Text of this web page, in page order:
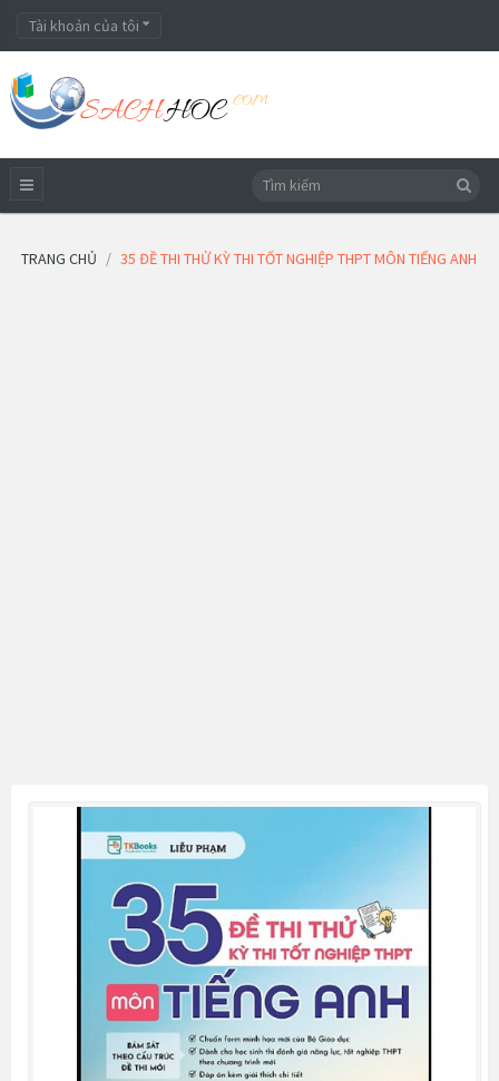
Tài khoản của tôi
TRANG CHỦ 35 ĐỀ THI THỬ KỲ THI TỐT NGHIỆP THPT MÔN TIẾNG ANH